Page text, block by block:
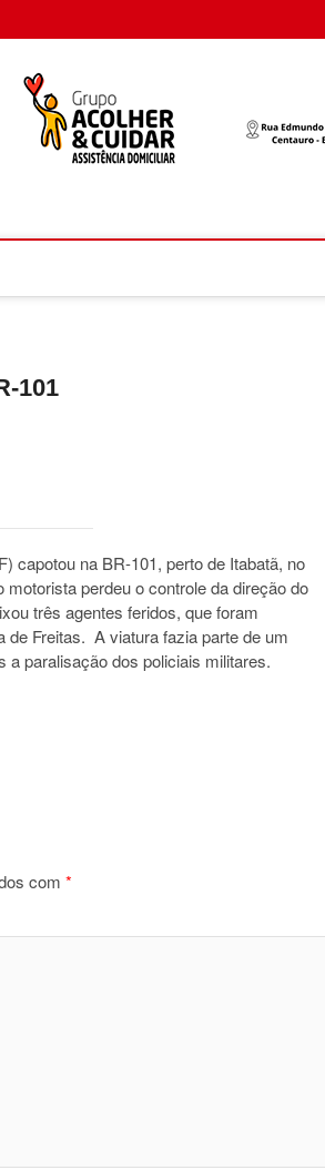
101
capotou na BR-101, perto de Itabatã, no
perdeu o controle da direção do
três agentes feridos, que foram
de Freitas. A viatura fazia parte de um
a paralisação dos policiais militares.
com *